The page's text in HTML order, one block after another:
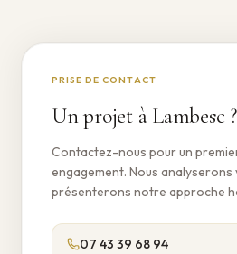
PRISE DE CONTACT
Un projet à Lambesc ?
Contactez-nous pour un
engagement. Nous
présenterons notre approche
07 43 39 68 94